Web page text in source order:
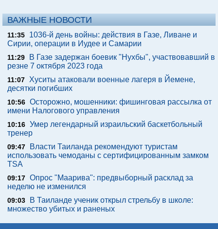
ВАЖНЫЕ НОВОСТИ
11:35
1036-й день войны: действия в Газе, Ливане и
Сирии, операции в Иудее и Самарии
11:29
В Газе задержан боевик "Нухбы", участвовавший в
резне 7 октября 2023 года
11:07 Хуситы атаковали военные лагеря в Йемене,
десятки погибших
10:56 Осторожно, мошенники: фишинговая рассылка от
имени Налогового управления
10:16 Умер легендарный израильский баскетбольный
тренер
09:47
Власти Таиланда рекомендуют туристам
использовать чемоданы с сертифицированным замком
TSA
09:17 Опрос "Mаарива": предвыборный расклад за
неделю не изменился
09:03
В Таиланде ученик открыл стрельбу в школе:
множество убитых и раненых